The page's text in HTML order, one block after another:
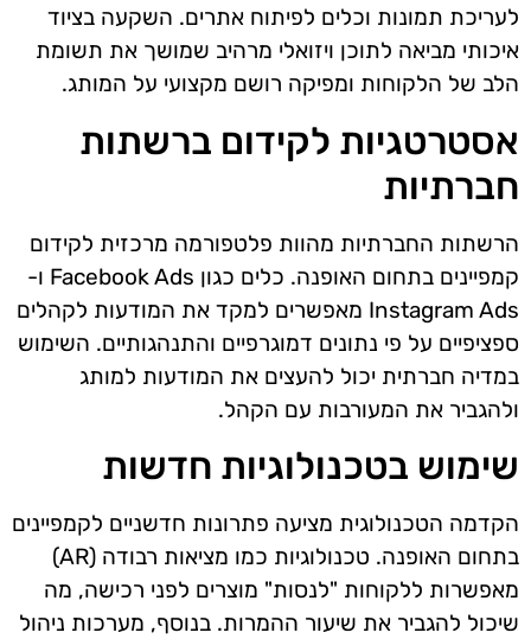
לעריכת תמונות וכלים לפיתוח אתרים. השקעה בציוד
איכותי מביאה לתוכן ויזואלי מרהיב שמושך את תשומת
הלב של הלקוחות ומפיקה רושם מקצועי על המותג.
אסטרטגיות לקידום ברשתות
חברתיות
הרשתות החברתיות מהוות פלטפורמה מרכזית לקידום
קמפיינים בתחום האופנה. כלים כגון Facebook Ads ו-
Instagram Ads מאפשרים למקד את המודעות לקהלים
ספציפיים על פי נתונים דמוגרפיים והתנהגותיים. השימוש
במדיה חברתית יכול להעצים את המודעות למותג
ולהגביר את המעורבות עם הקהל.
שימוש בטכנולוגיות חדשות
הקדמה הטכנולוגית מציעה פתרונות חדשניים לקמפיינים
בתחום האופנה. טכנולוגיות כמו מציאות רבודה (AR)
מאפשרות ללקוחות "לנסות" מוצרים לפני רכישה, מה
שיכול להגביר את שיעור ההמרות. בנוסף, מערכות ניהול